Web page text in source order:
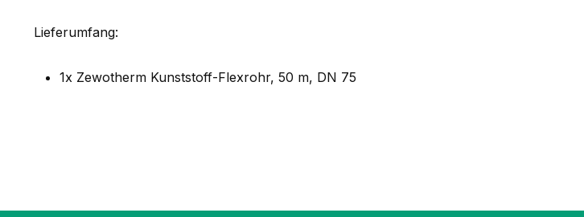
Lieferumfang:
1x Zewotherm Kunststoff-Flexrohr, 50 m, DN 75